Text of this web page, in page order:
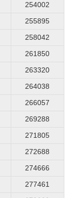
254002
255895
258042
261850
263320
264038
266057
269288
271805
272688
274666
277461